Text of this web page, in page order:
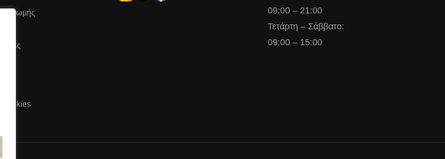
Cookies
09:00 – 21:00
Τετάρτη – Σάββατο:
09:00 – 15:00